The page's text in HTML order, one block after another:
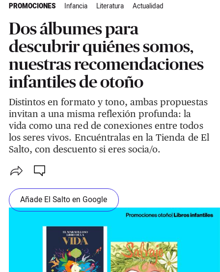
PROMOCIONES Infancia Literatura Actualidad
Dos álbumes para
descubrir quiénes somos,
nuestras recomendaciones
infantiles de otoño
Distintos en formato y tono, ambas propuestas
invitan a una misma reflexión profunda: la
vida como una red de conexiones entre todos
los seres vivos. Encuéntralas en la Tienda de El
Salto, con descuento si eres socia/o.
Añade El Salto en Google